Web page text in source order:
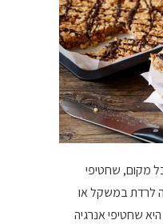
מקום, שחטיפי
לרדת במשקל או
שחטיפי אנרגיה